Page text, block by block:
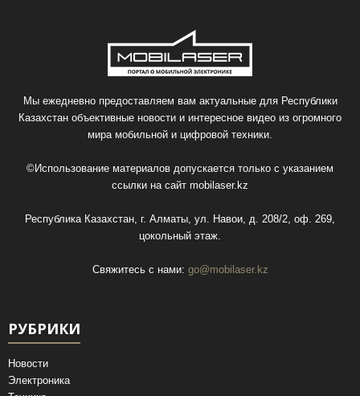
Мы ежедневно предоставляем вам актуальные для Республики
Казахстан объективные новости и интересное видео из огромного
мира мобильной и цифровой техники.
©Использование материалов допускается только с указанием
ссылки на сайт mobilaser.kz
Республика Казахстан, г. Алматы, ул. Навои, д. 208/2, оф. 269,
цокольный этаж.
Свяжитесь с нами: go@mobilaser.kz
РУБРИКИ
Новости
Электроника